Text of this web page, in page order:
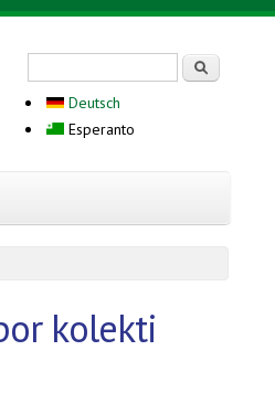
Deutsch
Esperanto
kolekti